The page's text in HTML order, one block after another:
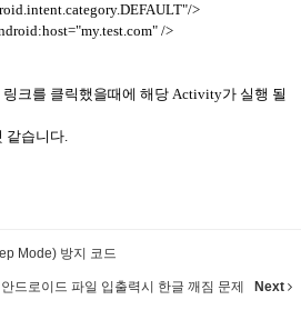
>
/>
크를 클릭했을때에 해당 Activity가 실행 될
같습니다.
Mode) 방지 코드
안드로이드 파일 입출력시 한글 깨짐 문제 Next